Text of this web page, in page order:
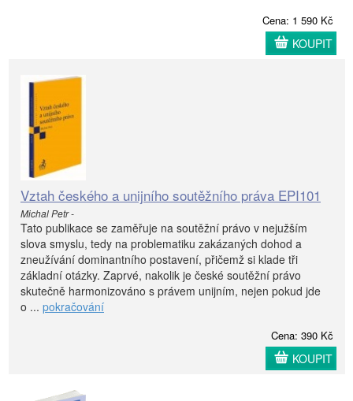
Cena: 1 590 Kč
KOUPIT
Vztah českého a unijního soutěžního práva EPI101
Michal Petr -
Tato publikace se zaměřuje na soutěžní právo v nejužším
slova smyslu, tedy na problematiku zakázaných dohod a
zneužívání dominantního postavení, přičemž si klade tři
základní otázky. Zaprvé, nakolik je české soutěžní právo
skutečně harmonizováno s právem unijním, nejen pokud jde
o ... pokračování
Cena: 390 Kč
KOUPIT